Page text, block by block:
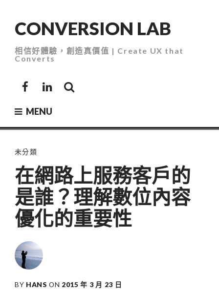
contentCONVERSION LAB
相信好體驗，創造真價值 | Create UX that
Converts
FacebookLinkedIn
MENU
未分類
在網路上服務客戶的
是誰？理解數位內容
優化的重要性
BY HANS ON 2015 年 3 月 23 日